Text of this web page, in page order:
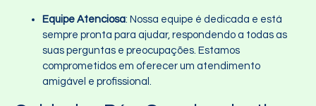
Equipe Atenciosa: Nossa equipe é dedicada e está
sempre pronta para ajudar, respondendo a todas as
suas perguntas e preocupações. Estamos
comprometidos em oferecer um atendimento
amigável e profissional.